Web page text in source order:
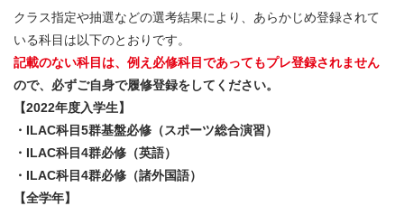
クラス指定や抽選などの選考結果により、あらかじめ登録されて
いる科目は以下のとおりです。
記載のない科目は、例え必修科目であってもプレ登録されません
ので、必ずご自身で履修登録をしてください。
【2022年度入学生】
・ILAC科目5群基盤必修（スポーツ総合演習）
・ILAC科目4群必修（英語）
・ ILAC科目4群必修（諸外国語）
【全学年】